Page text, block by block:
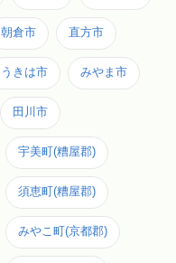
朝倉市 直方市
うきは市 みやま市
田川市
宇美町(糟屋郡)
須恵町(糟屋郡)
みやこ町(京都郡)